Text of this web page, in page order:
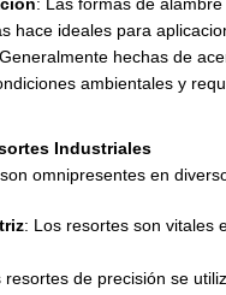
: Las formas de
hace ideales para
hechas de
ambientales y
Industriales
omnipresentes en
: Los resortes son vitales
resortes de precisión se